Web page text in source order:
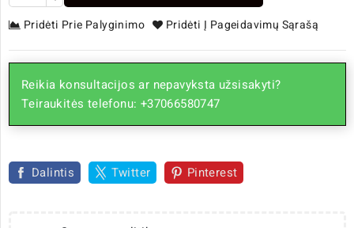
Pridėti Prie Palyginimo Pridėti Į Pageidavimų Sąrašą
Reikia konsultacijos ar nepavyksta užsisakyti?
Teiraukitės telefonu: +37066580747
Dalintis Twitter Pinterest